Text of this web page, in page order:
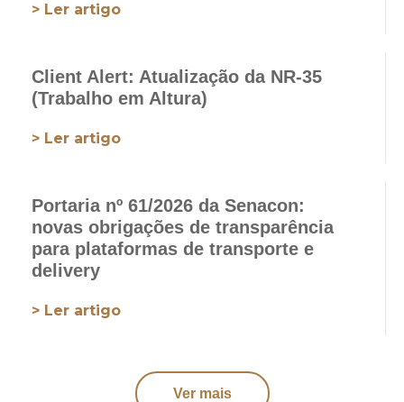
> Ler artigo
Client Alert: Atualização da NR-35
(Trabalho em Altura)
> Ler artigo
Portaria nº 61/2026 da Senacon:
novas obrigações de transparência
para plataformas de transporte e
delivery
> Ler artigo
Ver mais